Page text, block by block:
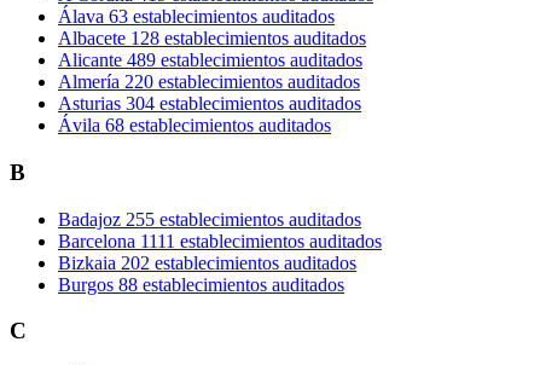
Álava 63 establecimientos auditados
Albacete 128 establecimientos auditados
Alicante 489 establecimientos auditados
Almería 220 establecimientos auditados
Asturias 304 establecimientos auditados
Ávila 68 establecimientos auditados
B
Badajoz 255 establecimientos auditados
Barcelona 1111 establecimientos auditados
Bizkaia 202 establecimientos auditados
Burgos 88 establecimientos auditados
C